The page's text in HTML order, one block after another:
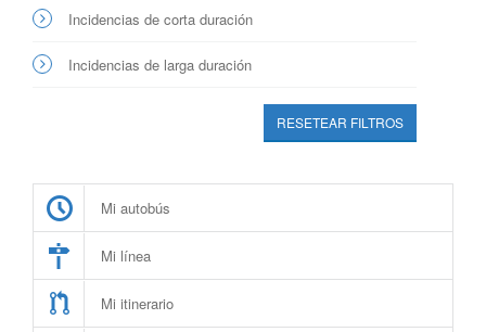
Incidencias de corta duración
Incidencias de larga duración
RESETEAR FILTROS
Mi autobús
Mi línea
Mi itinerario